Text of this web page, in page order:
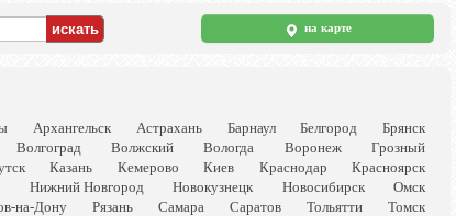
на карте
Архангельск Астрахань Барнаул Белгород
Брянск
Волгоград Волжский Вологда Воронеж
Грозный
Казань Кемерово Киев Краснодар
Красноярск
Нижний Новгород Новокузнецк Новосибирск
Омск
на-Дону Рязань Самара Саратов Тольятти
Томск